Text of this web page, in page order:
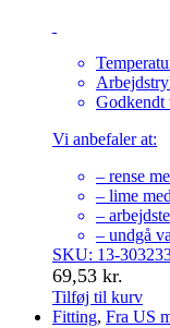
Godkendt
Vi anbefaler at:
– rense
– lime
–
– undgå
SKU: 13-
69,53 kr.
Tilføj til kurv
Fitting, Fra US